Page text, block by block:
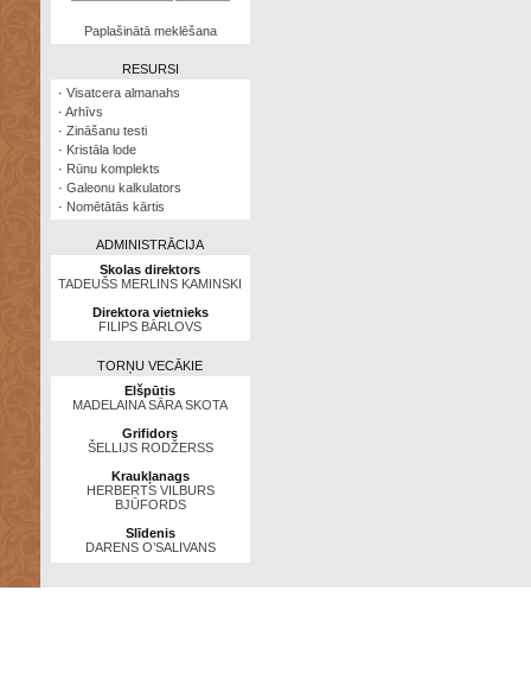
Paplašinātā meklēšana
RESURSI
· Visatcera almanahs
· Arhīvs
· Zināšanu testi
· Kristāla lode
· Rūnu komplekts
· Galeonu kalkulators
· Nomētātās kārtis
ADMINISTRĀCIJA
Skolas direktors
TADEUŠS MERLINS KAMINSKI
Direktora vietnieks
FILIPS BĀRLOVS
TORŅU VECĀKIE
Elšpūtis
MADELAINA SĀRA SKOTA
Grifidors
ŠELLIJS RODŽERSS
Kraukļanags
HERBERTS VILBURS
BJŪFORDS
Slīdenis
DARENS O’SALIVANS